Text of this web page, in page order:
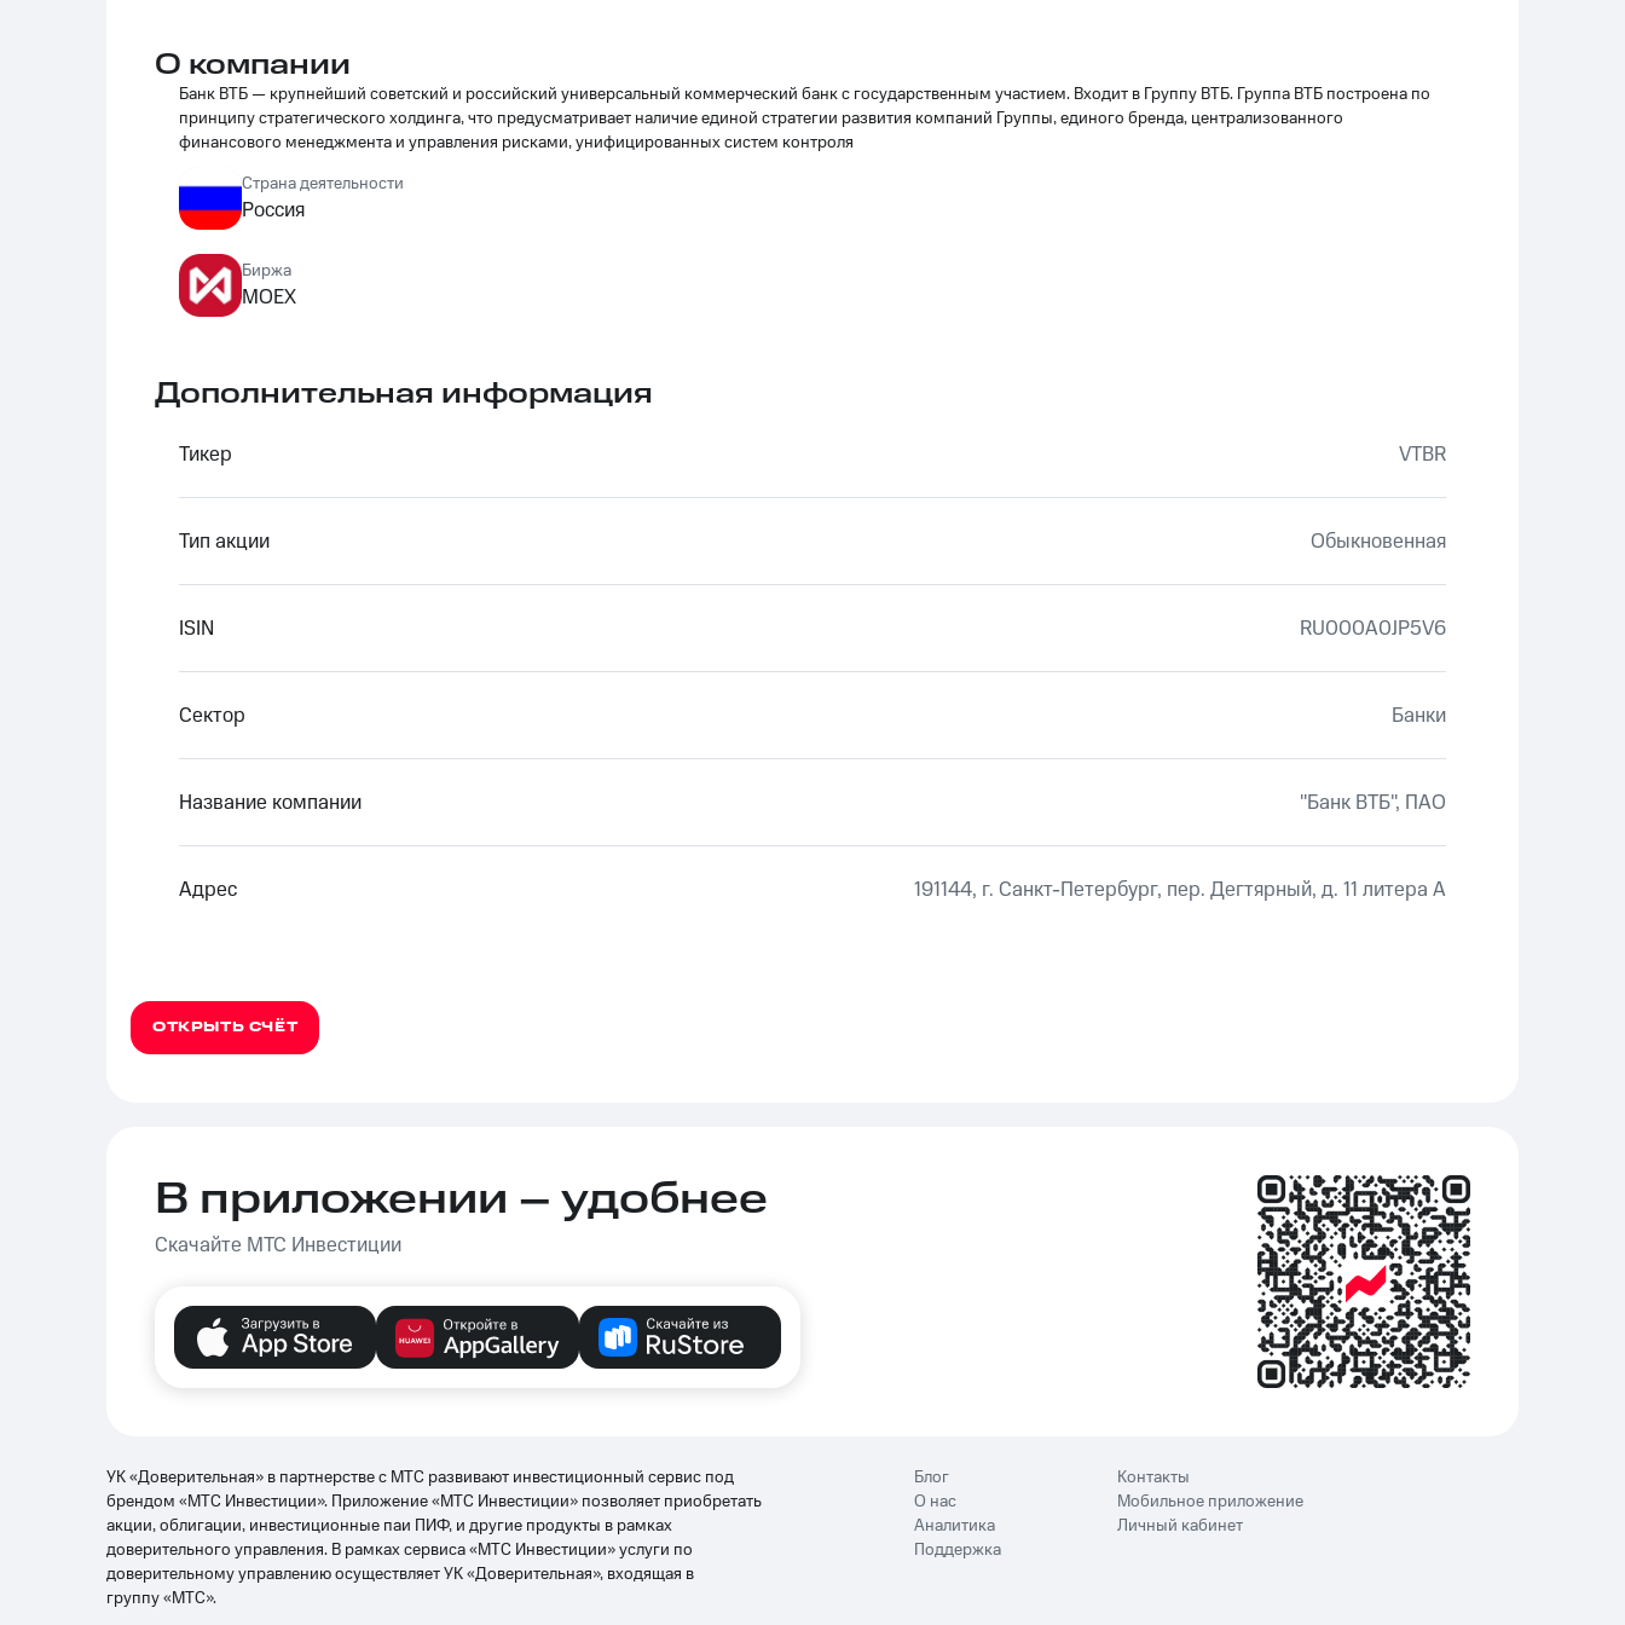
О компании
Банк ВТБ — крупнейший советский и российский универсальный коммерческий банк c государственным участием. Входит в Группу ВТБ. Группа ВТБ построена по
принципу стратегического холдинга, что предусматривает наличие единой стратегии развития компаний Группы, единого бренда, централизованного
финансового менеджмента и управления рисками, унифицированных систем контроля
Страна деятельности
Россия
Биржа
MOEX
Дополнительная информация
Тикер VTBR
Тип акции Обыкновенная
ISIN RU000A0JP5V6
Сектор Банки
Название компании "Банк ВТБ", ПАО
Адрес 191144, г. Санкт-Петербург, пер. Дегтярный, д. 11 литера А
ОТКРЫТЬ СЧЁТ
В приложении – удобнее
Скачайте МТС Инвестиции
УК «Доверительная» в партнерстве с МТС развивают инвестиционный сервис под
брендом «МТС Инвестиции». Приложение «МТС Инвестиции» позволяет приобретать
акции, облигации, инвестиционные паи ПИФ, и другие продукты в рамках
доверительного управления. В рамках сервиса «МТС Инвестиции» услуги по
доверительному управлению осуществляет УК «Доверительная», входящая в
группу «МТС».
Блог
О нас
Аналитика
Поддержка
Контакты
Мобильное приложение
Личный кабинет